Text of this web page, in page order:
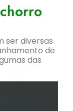
ser diversas
de
das